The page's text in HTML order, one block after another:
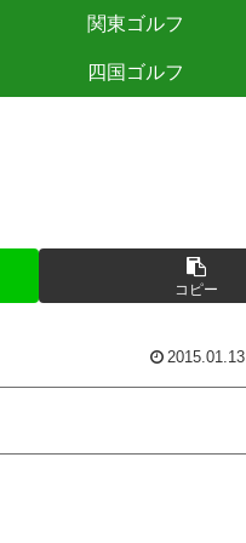
関東ゴルフ
四国ゴルフ
コピー
2015.01.13